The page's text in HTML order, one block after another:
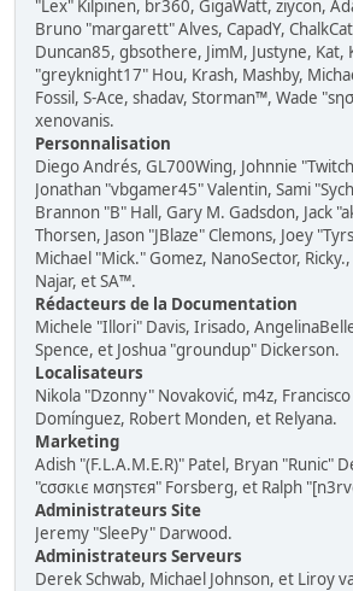
"Lex" Kilpinen, br360, GigaWatt, ziycon,
Bruno "margarett" Alves, CapadY,
Duncan85, gbsothere, JimM, Justyne, Kat,
"greyknight17" Hou, Krash, Mashby,
Fossil, S-Ace, shadav, Storman™, Wade
xenovanis.
Personnalisation
Diego Andrés, GL700Wing, Johnnie
Jonathan "vbgamer45" Valentin, Sami
Brannon "B" Hall, Gary M. Gadsdon, Jack
Thorsen, Jason "JBlaze" Clemons, Joey
Michael "Mick." Gomez, NanoSector,
Najar, et SA™.
Rédacteurs de la Documentation
Michele "Illori" Davis, Irisado,
Spence, et Joshua "groundup" Dickerson.
Localisateurs
Nikola "Dzonny" Novaković, m4z,
Domínguez, Robert Monden, et Relyana.
Marketing
Adish "(F.L.A.M.E.R)" Patel, Bryan "Runic"
"cσσкιє мσηѕтєя" Forsberg, et Ralph
Administrateurs Site
Jeremy "SleePy" Darwood.
Administrateurs Serveurs
Derek Schwab, Michael Johnson, et Liroy